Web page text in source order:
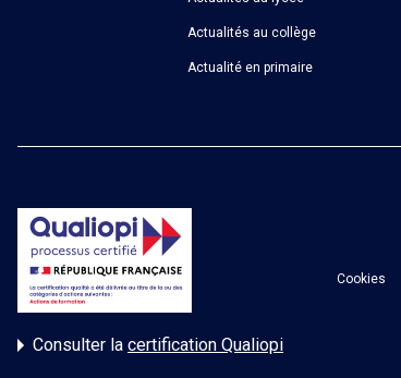
Actualités au collège
Actualité en primaire
Consulter la certification Qualiopi
Cookies